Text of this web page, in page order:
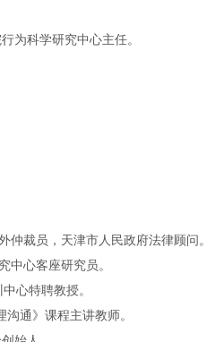
为科学研究中心主任。
仲裁员，天津市人民政府法律顾问。
中心客座研究员。
心特聘教授。
通》课程主讲教师。